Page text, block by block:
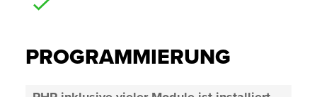
PROGRAMMIERUNG